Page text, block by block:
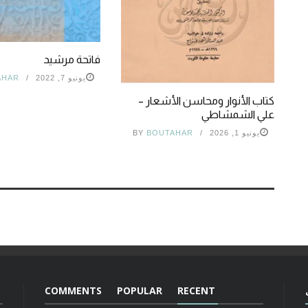
فاتحة مرشيد
يونيو 7, 2022
كتاب الأنوار ومحاسن الأشعار –
علي الشمشاطي
يونيو 1, 2026 BY BOUTAHAR
RECENT
POPULAR
COMMENTS